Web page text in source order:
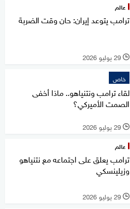
عالم
ترامب يتوعد إيران: حان وقت الضربة
l 29 يوليو 2026
خاص
لقاء ترامب ونتنياهو.. ماذا أخفى
الصمت الأميركي؟
l 29 يوليو 2026
عالم
ترامب يعلق على اجتماعه مع نتنياهو
وزيلينسكي
l 29 يوليو 2026